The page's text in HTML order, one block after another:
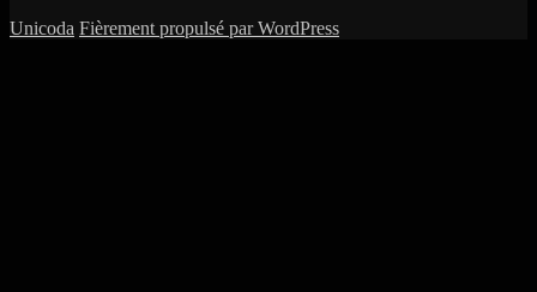
Unicoda Fièrement propulsé par WordPress